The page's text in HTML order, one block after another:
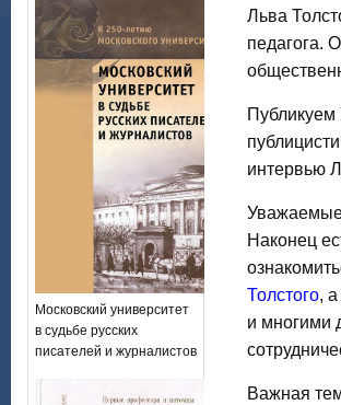
Московский университет
в судьбе русских
писателей и журналистов
Льва
педагога.
Публикуем
интервью
Уважаемые
Наконец
Толстого, а
и многими
Важная